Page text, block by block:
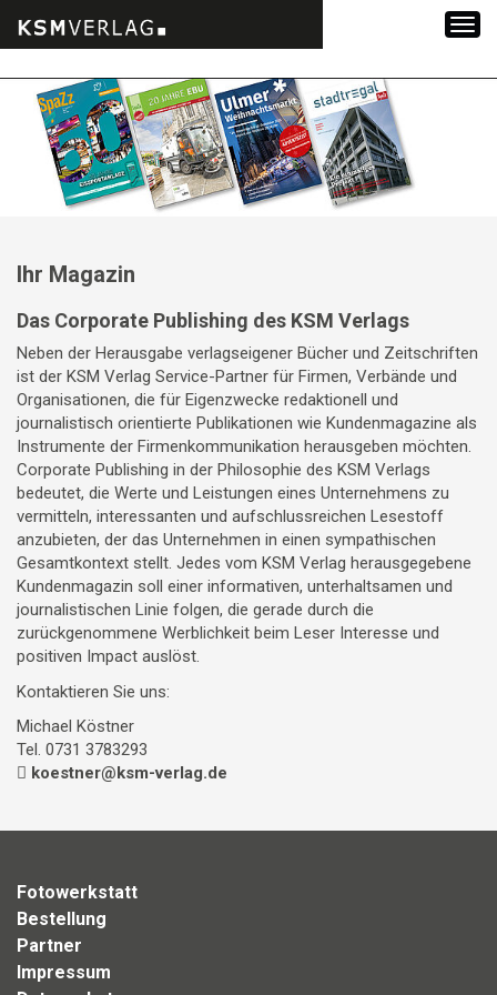
Inhalt
springen
Ihr Magazin
Das Corporate Publishing des KSM Verlags
Neben der Herausgabe verlagseigener Bücher und Zeitschriften
ist der KSM Verlag Service-Partner für Firmen, Verbände und
Organisationen, die für Eigenzwecke redaktionell und
journalistisch orientierte Publikationen wie Kundenmagazine als
Instrumente der Firmenkommunikation herausgeben möchten.
Corporate Publishing in der Philosophie des KSM Verlags
bedeutet, die Werte und Leistungen eines Unternehmens zu
vermitteln, interessanten und aufschlussreichen Lesestoff
anzubieten, der das Unternehmen in einen sympathischen
Gesamtkontext stellt. Jedes vom KSM Verlag herausgegebene
Kundenmagazin soll einer informativen, unterhaltsamen und
journalistischen Linie folgen, die gerade durch die
zurückgenommene Werblichkeit beim Leser Interesse und
positiven Impact auslöst.
Kontaktieren Sie uns:
Michael Köstner
Tel. 0731 3783293
koestner@ksm-verlag.de
Fotowerkstatt
Bestellung
Partner
Impressum